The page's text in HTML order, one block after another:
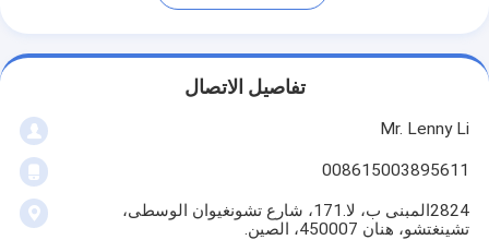
تفاصيل الاتصال
Mr. Lenny Li
008615003895611
2824المبنى ب، لا.171، شارع تشونغيوان الوسطى،
تشينغتشو، هنان 450007، الصين.